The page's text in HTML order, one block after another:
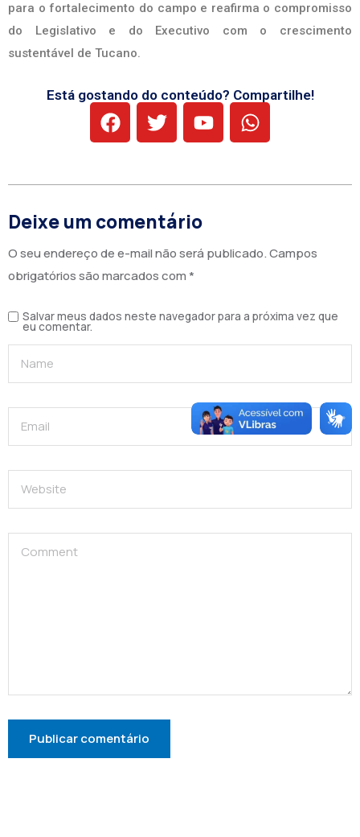
para o fortalecimento do campo e reafirma o compromisso
do Legislativo e do Executivo com o crescimento
sustentável de Tucano.
Está gostando do conteúdo? Compartilhe!
Deixe um comentário
O seu endereço de e-mail não será publicado.Campos
obrigatórios são marcados com *
Salvar meus dados neste navegador para a próxima vez que
eu comentar.